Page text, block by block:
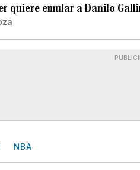
quiere emular a Danilo
NBA